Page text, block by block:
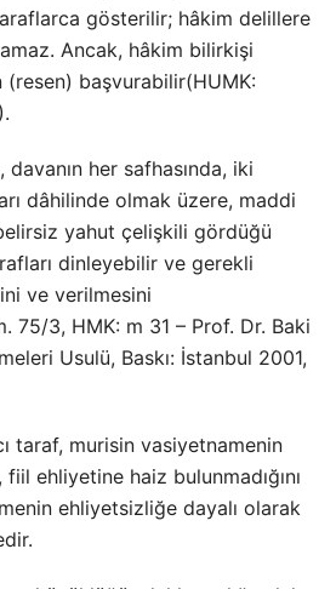
gösterilir; hâkim delillere
Ancak, hâkim bilirkişi
başvurabilir(HUMK:
her safhasında, iki
dâhilinde olmak üzere, maddi
yahut çelişkili gördüğü
dinleyebilir ve gerekli
ve verilmesini
75/3, HMK: m 31 – Prof. Dr. Baki
Usulü, Baskı: İstanbul 2001,
taraf, murisin vasiyetnamenin
ehliyetine haiz bulunmadığını
ehliyetsizliğe dayalı olarak